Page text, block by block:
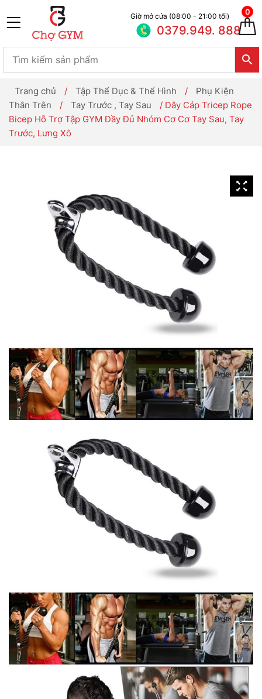
Giờ mở cửa (08:00 - 21:00 tối)
0379.949. 888
0
Trang chủ / Tập Thể Dục & Thể Hình /
Phụ Kiện
Thân Trên
/ Tay Trước , Tay Sau
/ Dây Cáp Tricep Rope
Bicep Hỗ Trợ Tập GYM Đầy Đủ Nhóm Cơ Cơ Tay Sau, Tay
Trước, Lưng Xô